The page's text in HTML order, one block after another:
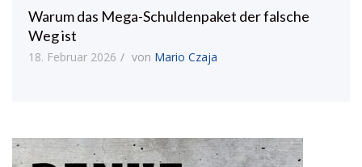
Warum das Mega-Schuldenpaket der falsche
Weg ist
18. Februar 2026 von Mario Czaja